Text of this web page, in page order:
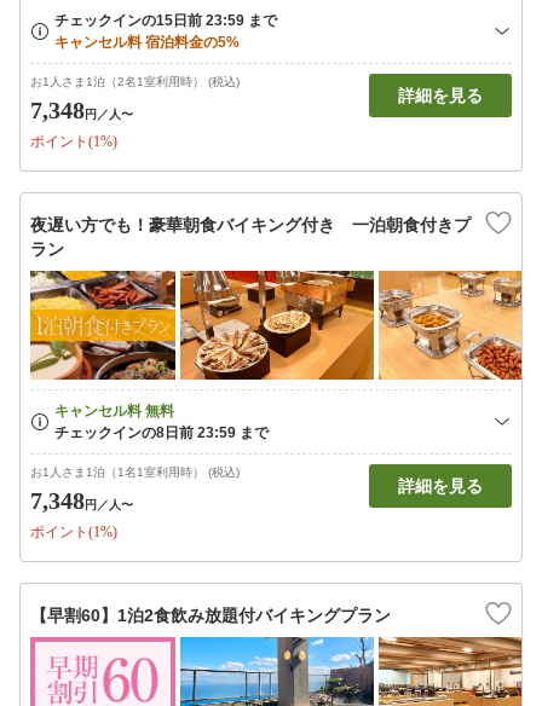
お1人さま1泊（2名1室利用時） (税込)
7,348円 ／人〜
ポイント(1%)
詳細を見る
夜遅い方でも！豪華朝食バイキング付き 一泊朝食付きプ
ラン
お1人さま1泊（1名1室利用時） (税込)
7,348円 ／人〜
ポイント(1%)
詳細を見る
【早割60】1泊2食飲み放題付バイキングプラン